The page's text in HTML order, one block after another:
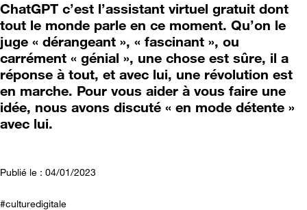
ChatGPT c’est l’assistant virtuel gratuit dont
tout le monde parle en ce moment. Qu’on le
juge « dérangeant », « fascinant », ou
carrément « génial », une chose est sûre, il a
réponse à tout, et avec lui, une révolution est
en marche. Pour vous aider à vous faire une
idée, nous avons discuté « en mode détente »
avec lui.
Publié le : 04/01/2023
#culturedigitale